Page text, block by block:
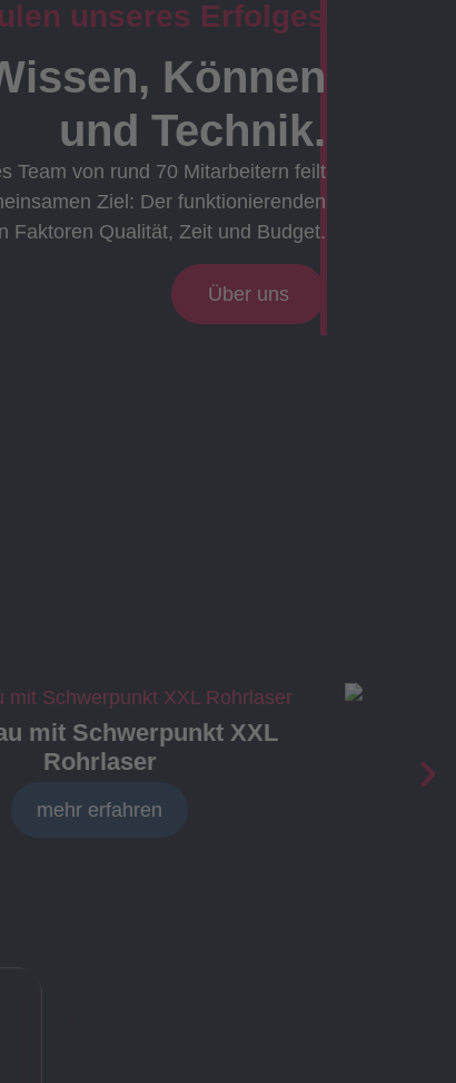
unseres Erfolges
Können
und Technik.
Team von rund 70 Mitarbeitern feilt
Ziel: Der funktionierenden
Faktoren Qualität, Zeit und Budget.
Über uns
mit Schwerpunkt XXL
Rohrlaser
mehr erfahren